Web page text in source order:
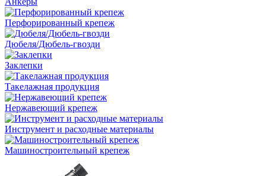
Перфорированный крепеж
Дюбеля/Дюбель-гвозди
Заклепки
Такелажная продукция
Нержавеющий крепеж
Инструмент и расходные материалы
Машиностроительный крепеж